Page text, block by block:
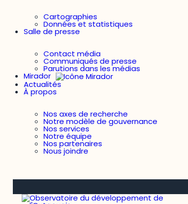
Cartographies
Données et statistiques
Salle de presse
Contact média
Communiqués de presse
Parutions dans les médias
Mirador
Actualités
À propos
Nos axes de recherche
Notre modèle de gouvernance
Nos services
Notre équipe
Nos partenaires
Nous joindre